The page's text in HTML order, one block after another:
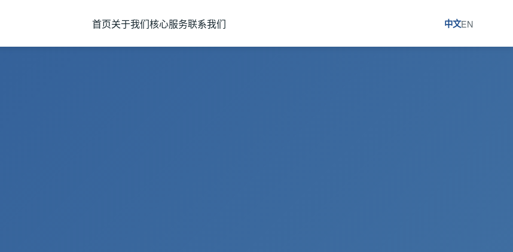
首页关于我们核心服务联系我们 中文EN